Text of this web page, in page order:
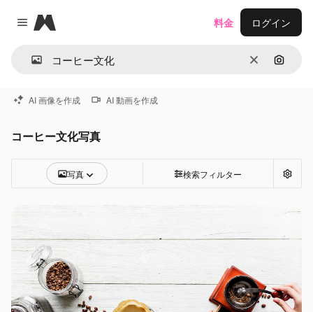
Close menu
Magnific
消去 画像で
料金 ログイン
AI 画像を作成 AI 動画を作成
コーヒー文化写真
写真 検索フィルター